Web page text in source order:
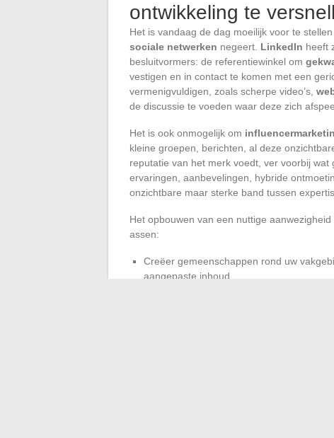
ontwikkeling te
Het is vandaag de dag moeilijk voor te
sociale netwerken negeert. LinkedIn heeft
besluitvormers: de referentiewinkel om
vestigen en in contact te komen met een
vermenigvuldigen, zoals scherpe video’s,
de discussie te voeden waar deze zich
Het is ook onmogelijk om
kleine groepen, berichten, al deze
reputatie van het merk voedt, ver voorbij
ervaringen, aanbevelingen, hybride
onzichtbare maar sterke band tussen
Het opbouwen van een nuttige
assen:
Creëer gemeenschappen rond uw
aangepaste inhoud.